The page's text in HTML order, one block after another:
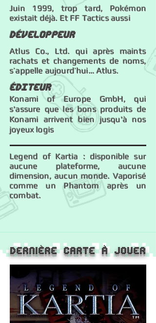
Juin 1999, trop tard, Pokémon
existait déjà. Et FF Tactics aussi
Développeur
Atlus Co., Ltd. qui après maints
rachats et changements de noms,
s’appelle aujourd’hui… Atlus.
éDITEUR
Konami of Europe GmbH, qui
s'assure que les bons produits de
Konami arrivent bien jusqu'à nos
joyeux logis
Legend of Kartia : disponible sur
aucune plateforme, aucune
dimension, aucun monde. Vaporisé
comme un Phantom après un
combat.
Dernière carte à jouer